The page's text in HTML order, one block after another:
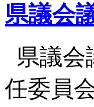
県議会
県議会
任委員